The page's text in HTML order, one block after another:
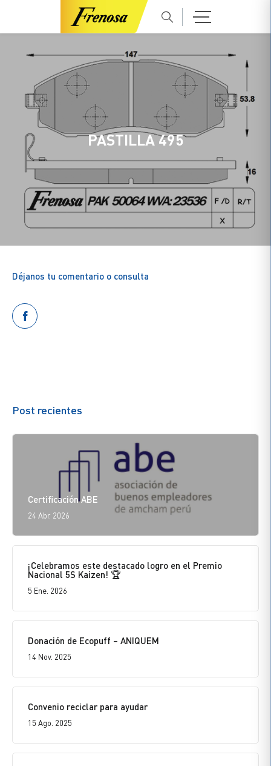
PASTILLA 495
Déjanos tu comentario o consulta
Post recientes
Certificación ABE
24 Abr. 2026
¡Celebramos este destacado logro en el Premio
Nacional 5S Kaizen! 🏆
5 Ene. 2026
Donación de Ecopuff – ANIQUEM
14 Nov. 2025
Convenio reciclar para ayudar
15 Ago. 2025